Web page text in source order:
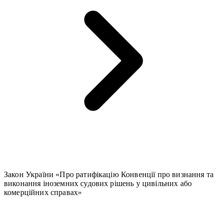
Закон України «Про ратифікацію Конвенції про визнання та
виконання іноземних судових рішень у цивільних або
комерційних справах»